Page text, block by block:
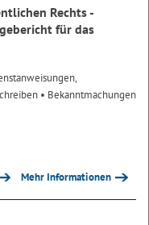
Rechts -
für das
• Bekanntmachungen
Mehr Informationen